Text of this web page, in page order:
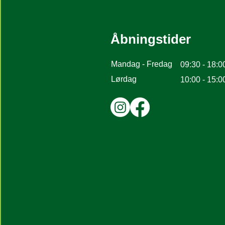
Åbningstider
09:30 -
Mandag - Fredag
10:00 -
Lørdag